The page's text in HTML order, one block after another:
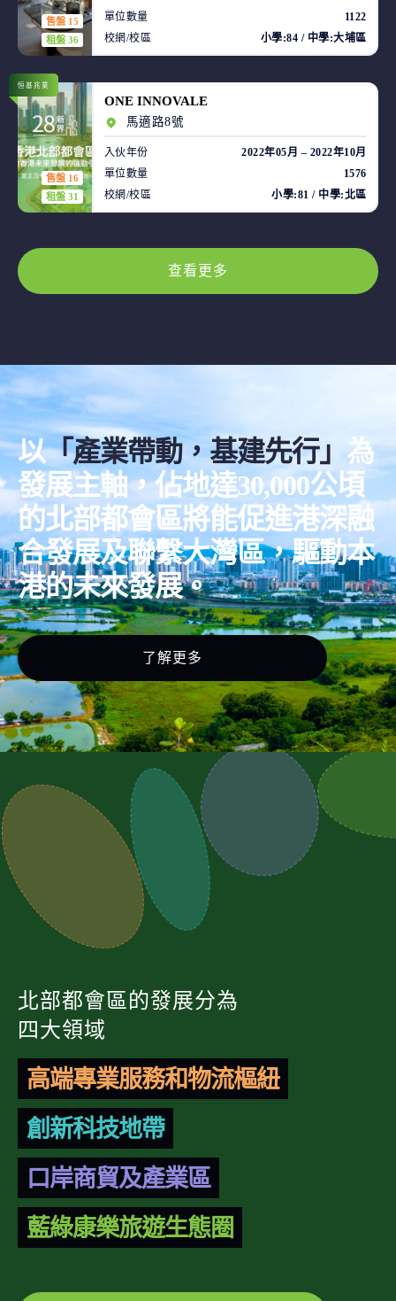
售盤 15
租盤 36
單位數量
1122
校網/校區
小學:84 / 中學:大埔區
售盤 16
租盤 31
恒基兆業
ONE INNOVALE
馬適路8號
入伙年份
2022年05月 – 2022年10月
單位數量
1576
校網/校區
小學:81 / 中學:北區
查看更多
以「產業帶動，基建先行」 為
發展主軸，佔地達30,000公頃
的北部都會區將能促進港深融
合發展及聯繫大灣區，驅動本
港的未來發展。
了解更多
北部都會區的發展分為
四大領域
高端專業服務和物流樞紐
創新科技地帶
口岸商貿及產業區
藍綠康樂旅遊生態圈